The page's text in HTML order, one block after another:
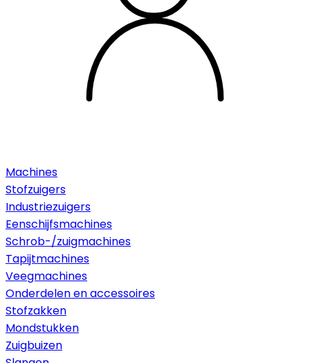
Machines
Stofzuigers
Industriezuigers
Eenschijfsmachines
Schrob-/zuigmachines
Tapijtmachines
Veegmachines
Onderdelen en accessoires
Stofzakken
Mondstukken
Zuigbuizen